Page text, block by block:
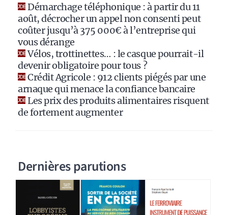
Démarchage téléphonique : à partir du 11
août, décrocher un appel non consenti peut
coûter jusqu’à 375 000€ à l’entreprise qui
vous dérange
Vélos, trottinettes… : le casque pourrait-il
devenir obligatoire pour tous ?
Crédit Agricole : 912 clients piégés par une
arnaque qui menace la confiance bancaire
Les prix des produits alimentaires risquent
de fortement augmenter
Dernières parutions